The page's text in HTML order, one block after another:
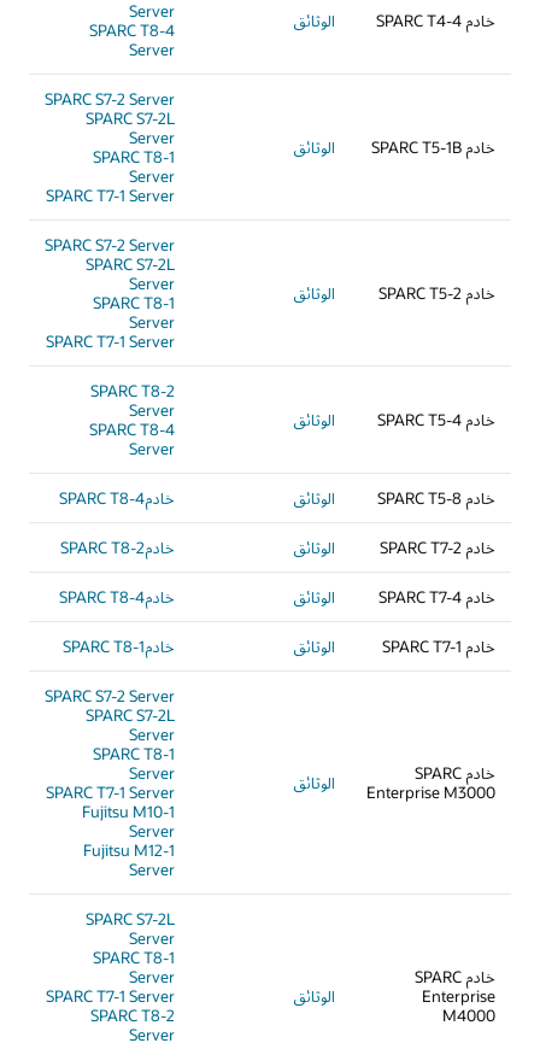
خادم SPARC T4-4 الوثائق
Server
SPARC T8-4
Server
خادم SPARC T5-1B الوثائق
SPARC S7-2 Server
SPARC S7-2L
Server
SPARC T8-1
Server
SPARC T7-1 Server
خادم SPARC T5-2 الوثائق
SPARC S7-2 Server
SPARC S7-2L
Server
SPARC T8-1
Server
SPARC T7-1 Server
خادم SPARC T5-4 الوثائق
SPARC T8-2
Server
SPARC T8-4
Server
خادم SPARC T5-8 الوثائق خادمSPARC T8-4
خادم SPARC T7-2 الوثائق خادمSPARC T8-2
خادم SPARC T7-4 الوثائق خادمSPARC T8-4
خادم SPARC T7-1 الوثائق خادمSPARC T8-1
خادم SPARC
Enterprise M3000
الوثائق
SPARC S7-2 Server
SPARC S7-2L
Server
SPARC T8-1
Server
SPARC T7-1 Server
Fujitsu M10-1
Server
Fujitsu M12-1
Server
خادم SPARC
Enterprise
M4000
الوثائق
SPARC S7-2L
Server
SPARC T8-1
Server
SPARC T7-1 Server
SPARC T8-2
Server